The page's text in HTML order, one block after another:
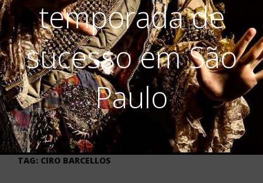
temporada de
sucesso em São
Paulo
TAG: CIRO BARCELLOS